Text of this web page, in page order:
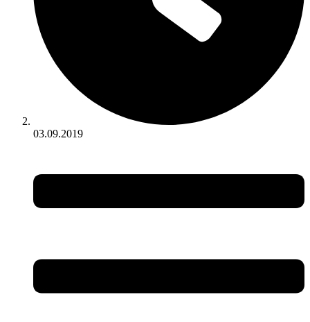
03.09.2019